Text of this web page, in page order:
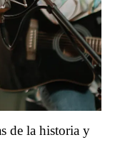
de la historia y